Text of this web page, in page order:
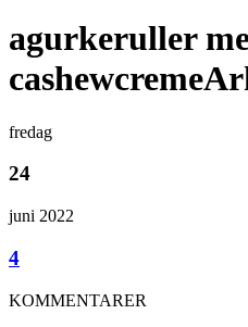
agurkeruller
fredag
24
juni 2022
4
KOMMENTARER